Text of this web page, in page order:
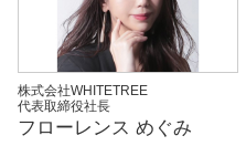
株式会社WHITETREE
代表取締役社長
フローレンス めぐみ